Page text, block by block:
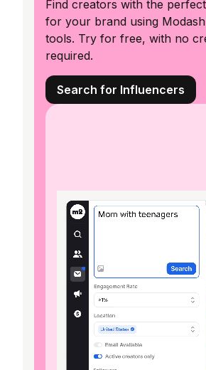
Find creators with the
for your brand using
tools. Try for free, with no
required.
Search for Influencers